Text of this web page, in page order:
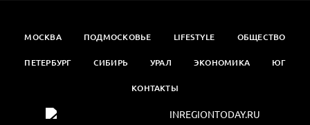
МОСКВА ПОДМОСКОВЬЕ LIFESTYLE ОБЩЕСТВО
ПЕТЕРБУРГ СИБИРЬ УРАЛ ЭКОНОМИКА ЮГ
КОНТАКТЫ